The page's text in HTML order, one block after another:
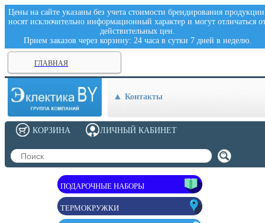
Цены на сайте указаны без учета стоимости брендирования
носят исключительно информационный характер и могут отличаться
действительных цен.
Прием заказов через корзину: 24 часа в сутки 7 дней в неделю.
ГЛАВНАЯ
Контакты
ПОДАРОЧНЫЕ НАБОРЫ
ТЕРМОКРУЖКИ
ЛИЧНЫЙ КАБИНЕТ
КОРЗИНА